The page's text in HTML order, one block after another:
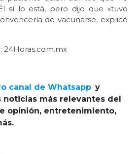
sí lo está, pero dijo que «tuvo
de vacunarse, explicó
24Horas.com.mx
canal de Whatsapp y
más relevantes del
opinión, entretenimiento,